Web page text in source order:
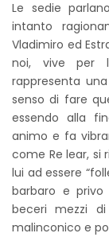
Le sedie
intanto
Vladimiro ed
noi, vive per
rappresenta
senso di fare
essendo alla
animo e fa
come Re lear, si
lui ad essere
barbaro e
beceri mezzi
malinconico e